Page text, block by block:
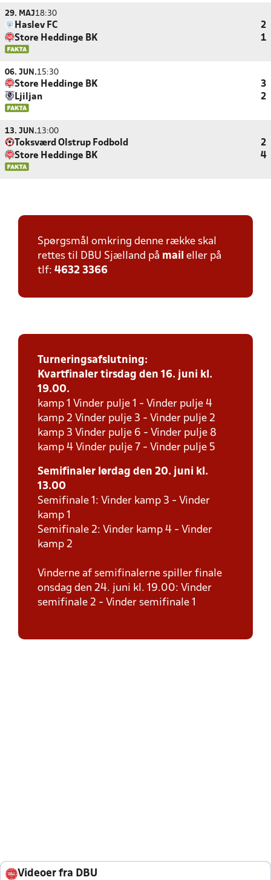
29. MAJ18:30
Haslev FC
2
Store Heddinge BK
1
06. JUN.15:30
Store Heddinge BK
3
Ljiljan
2
13. JUN.13:00
Toksværd Olstrup Fodbold
2
Store Heddinge BK
4
Spørgsmål omkring denne række skal
rettes til DBU Sjælland på mail eller på
tlf: 4632 3366
Turneringsafslutning:
Kvartfinaler tirsdag den 16. juni kl.
19.00.
kamp 1 Vinder pulje 1 - Vinder pulje 4
kamp 2 Vinder pulje 3 - Vinder pulje 2
kamp 3 Vinder pulje 6 - Vinder pulje 8
kamp 4 Vinder pulje 7 - Vinder pulje 5
Semifinaler lørdag den 20. juni kl.
13.00
Semifinale 1: Vinder kamp 3 - Vinder
kamp 1
Semifinale 2: Vinder kamp 4 - Vinder
kamp 2
Vinderne af semifinalerne spiller finale
onsdag den 24. juni kl. 19.00: Vinder
semifinale 2 - Vinder semifinale 1
Videoer fra DBU